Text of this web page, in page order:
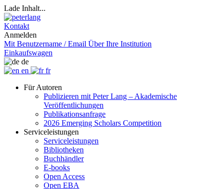
Lade Inhalt...
Kontakt
Anmelden
Mit Benutzername / Email Über Ihre Institution
Einkaufswagen
de
en
fr
Für Autoren
Publizieren mit Peter Lang – Akademische
Veröffentlichungen
Publikationsanfrage
2026 Emerging Scholars Competition
Serviceleistungen
Serviceleistungen
Bibliotheken
Buchhändler
E-books
Open Access
Open EBA